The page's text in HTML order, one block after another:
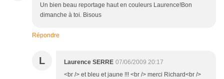
Un bien beau reportage haut en couleurs Laurence!Bon
dimanche à toi. Bisous
Répondre
L Laurence SERRE 07/06/2009 20:17
<br /> et bleu et jaune !!! <br /> merci Richard<br />